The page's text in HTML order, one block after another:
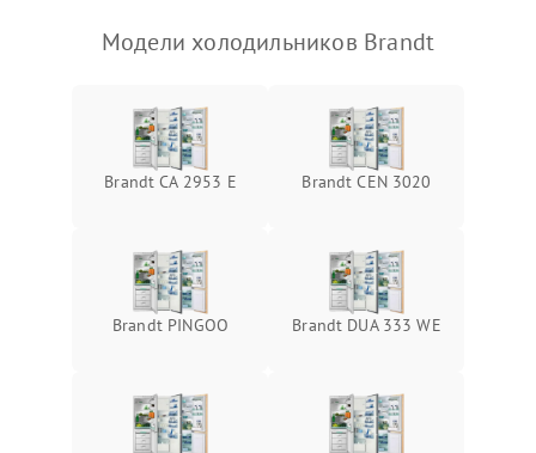
Модели холодильников Brandt
Brandt CA 2953 E Brandt CEN 3020
Brandt PINGOO Brandt DUA 333 WE